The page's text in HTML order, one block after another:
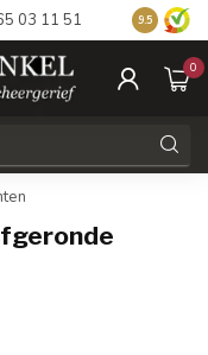
03 11 51 Bezoek
9.5
0